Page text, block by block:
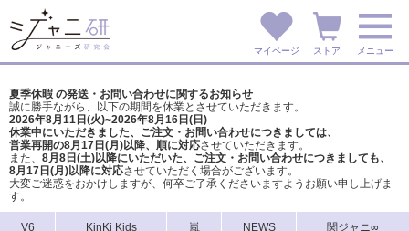
マイページ ストア メニュー
夏季休暇 の発送・お問い合わせに関するお知らせ
誠に勝手ながら、以下の期間を休業とさせていただきます。
2026年8月11日(火)~2026年8月16日(日)
休業中にいただきました、ご注文・お問い合わせにつきましては、
営業再開の8月17日(月)以降、順に対応させていただきます。
また、 8月8日(土)以降にいただいた、ご注文・ お問い合わせにつきましても、
8月17日(月)以降に対応させていただく場合がございます。
大変ご迷惑をおかけしますが、 何卒ご了承くださいますようお願い申し上げま
す。
V6 KinKi Kids 嵐 NEWS 関ジャニ∞